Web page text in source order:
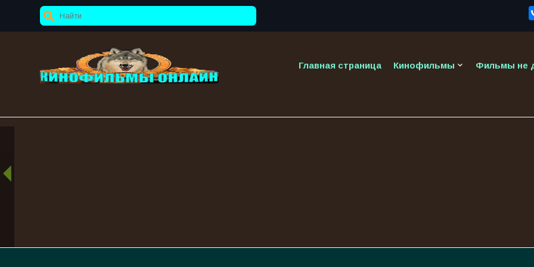
Главная страница Кинофильмы keyboard_arrow_down Фильмы не